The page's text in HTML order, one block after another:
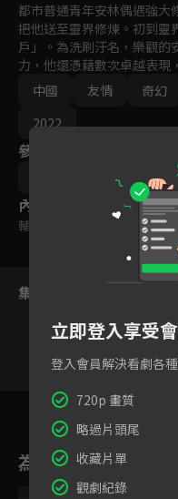
都市普通青年安林偶遇強大
把他送至靈界修煉。初到靈
戶」。為洗刷汙名，樂觀的
力，他還憑藉數次卓越表現
逆襲之路。
中國
友情 奇幻
2022
參與演員
內容標籤
輔導十五歲級
集數列表
11 12
為您推薦
立即登入享受
登入會員解決看劇各
720p 畫質
略過片頭尾
收藏片單
觀劇紀錄